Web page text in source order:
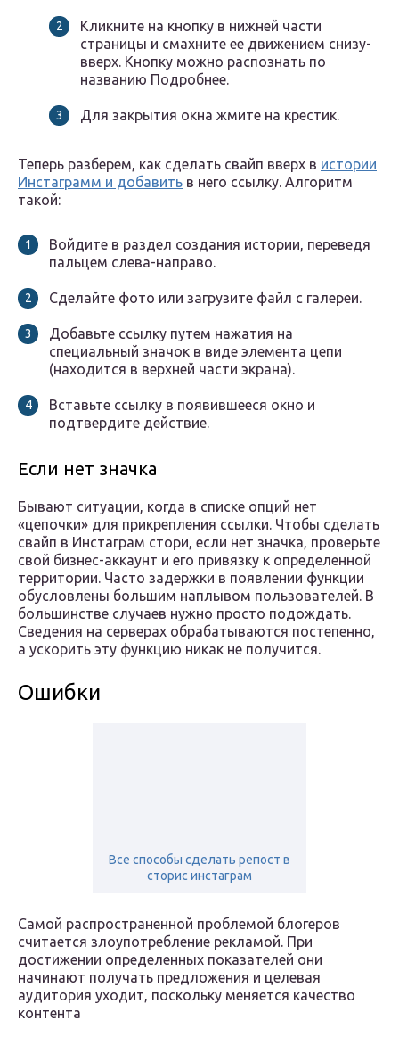
Кликните на кнопку в нижней части
страницы и смахните ее движением снизу-
вверх. Кнопку можно распознать по
названию Подробнее.
Для закрытия окна жмите на крестик.
Теперь разберем, как сделать свайп вверх в истории
Инстаграмм и добавить в него ссылку. Алгоритм
такой:
Войдите в раздел создания истории, переведя
пальцем слева-направо.
Сделайте фото или загрузите файл с галереи.
Добавьте ссылку путем нажатия на
специальный значок в виде элемента цепи
(находится в верхней части экрана).
Вставьте ссылку в появившееся окно и
подтвердите действие.
Если нет значка
Бывают ситуации, когда в списке опций нет
«цепочки» для прикрепления ссылки. Чтобы сделать
свайп в Инстаграм стори, если нет значка, проверьте
свой бизнес-аккаунт и его привязку к определенной
территории. Часто задержки в появлении функции
обусловлены большим наплывом пользователей. В
большинстве случаев нужно просто подождать.
Сведения на серверах обрабатываются постепенно,
а ускорить эту функцию никак не получится.
Ошибки
Все способы сделать репост в
сторис инстаграм
Самой распространенной проблемой блогеров
считается злоупотребление рекламой. При
достижении определенных показателей они
начинают получать предложения и целевая
аудитория уходит, поскольку меняется качество
контента